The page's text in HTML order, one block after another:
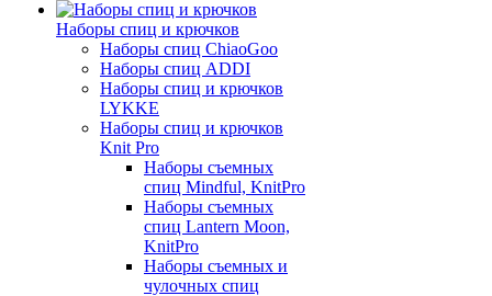
Наборы спиц и крючков
Наборы спиц ChiaoGoo
Наборы спиц ADDI
Наборы спиц и крючков
LYKKE
Наборы спиц и крючков
Knit Pro
Наборы съемных
спиц Mindful, KnitPro
Наборы съемных
спиц Lantern Moon,
KnitPro
Наборы съемных и
чулочных спиц